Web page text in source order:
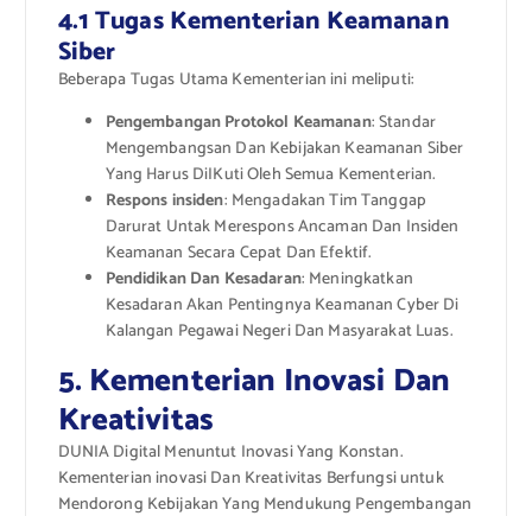
4.1 Tugas Kementerian Keamanan
Siber
Beberapa Tugas Utama Kementerian ini meliputi:
Pengembangan Protokol Keamanan: Standar
Mengembangsan Dan Kebijakan Keamanan Siber
Yang Harus DiIKuti Oleh Semua Kementerian.
Respons insiden: Mengadakan Tim Tanggap
Darurat Untak Merespons Ancaman Dan Insiden
Keamanan Secara Cepat Dan Efektif.
Pendidikan Dan Kesadaran: Meningkatkan
Kesadaran Akan Pentingnya Keamanan Cyber ​​Di
Kalangan Pegawai Negeri Dan Masyarakat Luas.
5. Kementerian Inovasi Dan
Kreativitas
DUNIA Digital Menuntut Inovasi Yang Konstan.
Kementerian inovasi Dan Kreativitas Berfungsi untuk
Mendorong Kebijakan Yang Mendukung Pengembangan